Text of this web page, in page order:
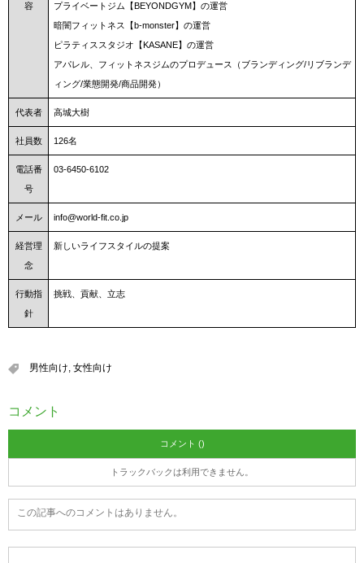
容
プライベートジム【BEYONDGYM】の運営
暗闇フィットネス【b-monster】の運営
ピラティススタジオ【KASANE】の運営
アパレル、フィットネスジムのプロデュース（ブランディング/リブランデ
ィング/業態開発/商品開発）
代表者 高城大樹
社員数 126名
電話番
号
03-6450-6102
メール info@world-fit.co.jp
経営理
念
新しいライフスタイルの提案
行動指
針
挑戦、貢献、立志
男性向け, 女性向け
コメント
コメント ()
トラックバックは利用できません。
この記事へのコメントはありません。